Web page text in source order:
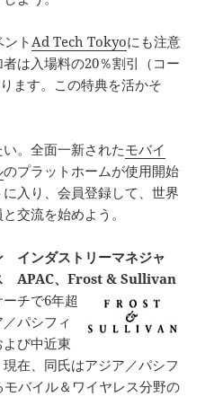
ト Ad Tech Tokyoにも注意
は入場料の20％割引（コー
ます。この特典を活かそ
。全面一新されたモバイ
のプラットホームが使用開始
入り、会員登録して、世界
交流を始めよう。
インダストリーマネジャ
APAC、Frost & Sullivan
チで6年超
パシフィ
び中近東
在、同氏はアジア／パシフ
バイル＆ワイヤレス分野の